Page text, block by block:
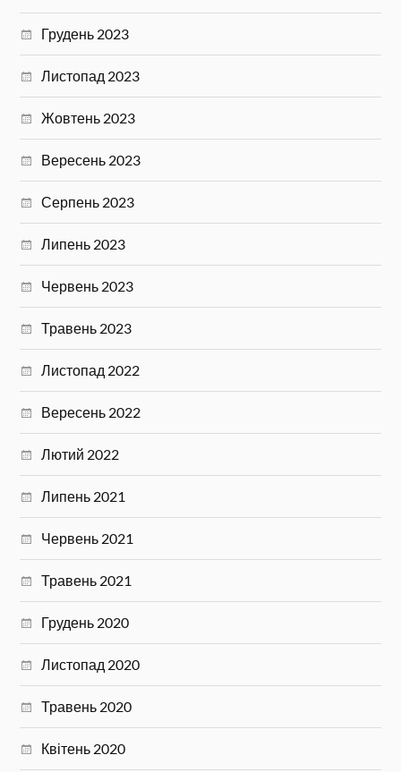
Грудень 2023
Листопад 2023
Жовтень 2023
Вересень 2023
Серпень 2023
Липень 2023
Червень 2023
Травень 2023
Листопад 2022
Вересень 2022
Лютий 2022
Липень 2021
Червень 2021
Травень 2021
Грудень 2020
Листопад 2020
Травень 2020
Квітень 2020